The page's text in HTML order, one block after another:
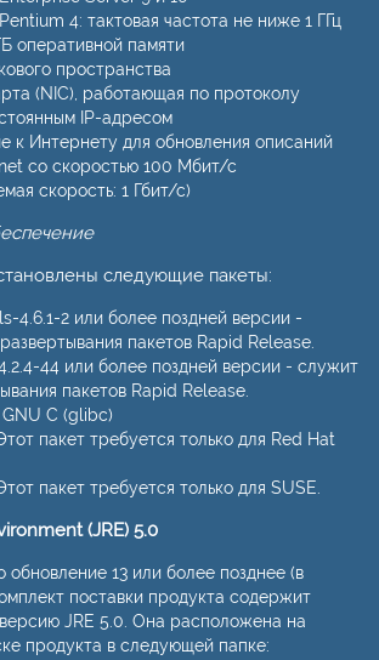
4: тактовая частота не ниже 1 ГГц
оперативной памяти
пространства
(NIC), работающая по протоколу
IP-адресом
к Интернету для обновления описаний
со скоростью 100 Мбит/с
скорость: 1 Гбит/с)
следующие пакеты:
4.6.1-2 или более поздней версии -
пакетов Rapid Release.
44 или более поздней версии - служит
пакетов Rapid Release.
C (glibc)
пакет требуется только для Red Hat
пакет требуется только для SUSE.
(JRE) 5.0
обновление 13 или более позднее (в
поставки продукта содержит
JRE 5.0. Она расположена на
продукта в следующей папке: